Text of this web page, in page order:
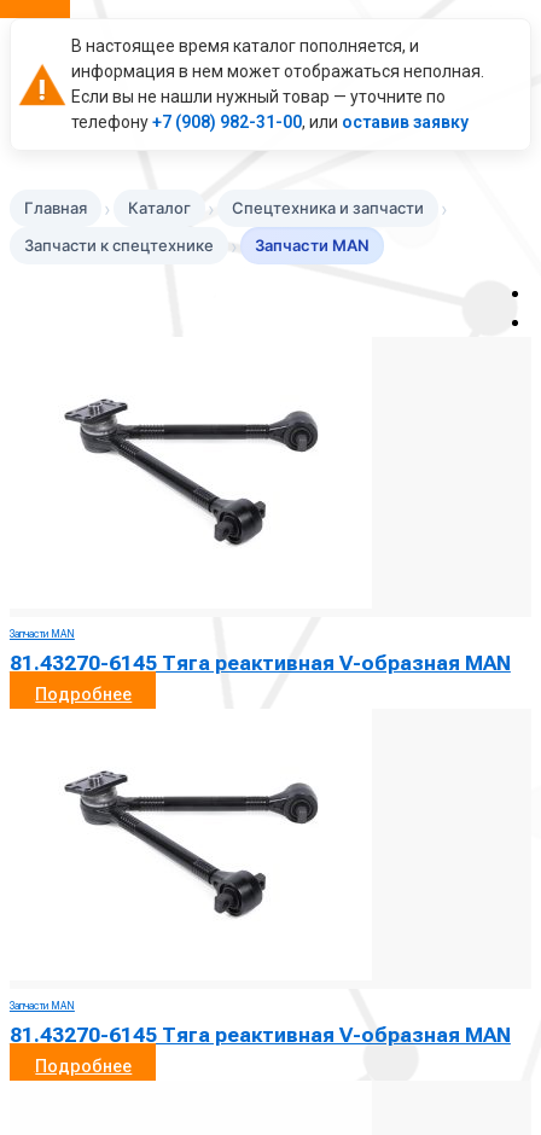
В настоящее время каталог пополняется, и
информация в нем может отображаться неполная.
Если вы не нашли нужный товар — уточните по
телефону+7 (908) 982-31-00, или оставив заявку
Главная › Каталог › Спецтехника и запчасти ›
Запчасти к спецтехнике › Запчасти MAN
Запчасти MAN
81.43270-6145 Тяга реактивная V-образная MAN
Подробнее
Запчасти MAN
81.43270-6145 Тяга реактивная V-образная MAN
Подробнее